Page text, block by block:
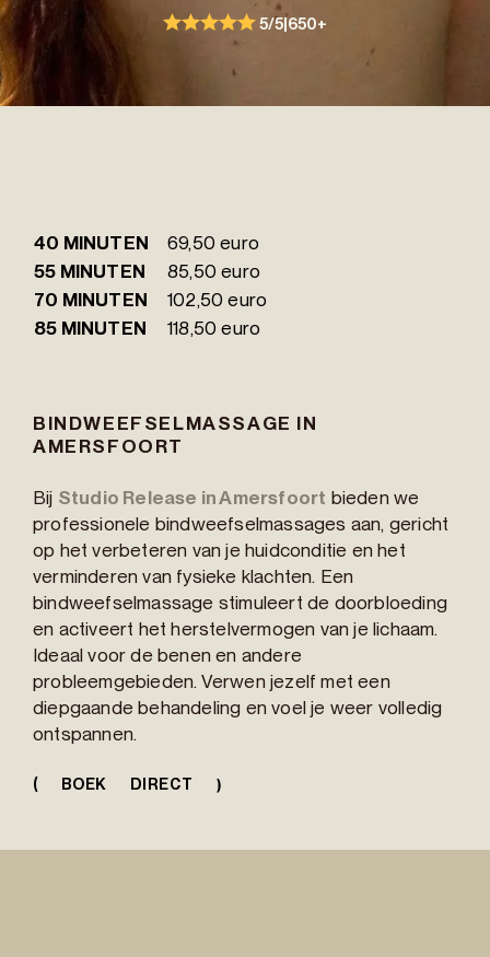
5/5| 650+
40 MINUTEN
69,50 euro
55 MINUTEN
85,50 euro
70 MINUTEN
102,50 euro
85 MINUTEN
118,50 euro
BINDWEEFSELMASSAGE IN
AMERSFOORT
Bij Studio Release in Amersfoort bieden we
professionele bindweefselmassages aan, gericht
op het verbeteren van je huidconditie en het
verminderen van fysieke klachten. Een
bindweefselmassage stimuleert de doorbloeding
en activeert het herstelvermogen van je lichaam.
Ideaal voor de benen en andere
probleemgebieden. Verwen jezelf met een
diepgaande behandeling en voel je weer volledig
ontspannen.
( BOEK DIRECT